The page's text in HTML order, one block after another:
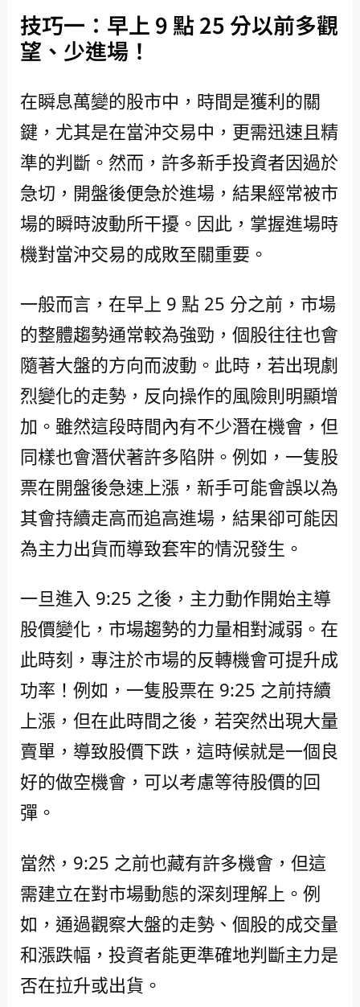
技巧一：早上 9 點 25 分以前多觀
望、少進場！
在瞬息萬變的股市中，時間是獲利的關
鍵，尤其是在當沖交易中，更需迅速且精
準的判斷。然而，許多新手投資者因過於
急切，開盤後便急於進場，結果經常被市
場的瞬時波動所干擾。因此，掌握進場時
機對當沖交易的成敗至關重要。
一般而言，在早上 9 點 25 分之前，市場
的整體趨勢通常較為強勁，個股往往也會
隨著大盤的方向而波動。此時，若出現劇
烈變化的走勢，反向操作的風險則明顯增
加。雖然這段時間內有不少潛在機會，但
同樣也會潛伏著許多陷阱。例如，一隻股
票在開盤後急速上漲，新手可能會誤以為
其會持續走高而追高進場，結果卻可能因
為主力出貨而導致套牢的情況發生。
一旦進入 9:25 之後，主力動作開始主導
股價變化，市場趨勢的力量相對減弱。在
此時刻，專注於市場的反轉機會可提升成
功率！例如，一隻股票在 9:25 之前持續
上漲，但在此時間之後，若突然出現大量
賣單，導致股價下跌，這時候就是一個良
好的做空機會，可以考慮等待股價的回
彈。
當然，9:25 之前也藏有許多機會，但這
需建立在對市場動態的深刻理解上。例
如，通過觀察大盤的走勢、個股的成交量
和漲跌幅，投資者能更準確地判斷主力是
否在拉升或出貨。